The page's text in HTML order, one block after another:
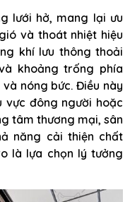
lưới hở, mang lại ưu
và thoát nhiệt hiệu
khí lưu thông thoải
khoảng trống phía
nóng bức. Điều này
vực đông người hoặc
tâm thương mại, sân
năng cải thiện chất
là lựa chọn lý tưởng